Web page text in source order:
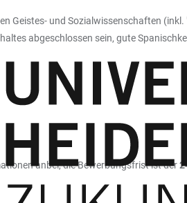
Geistes- und Sozialwissenschaften
abgeschlossen sein, gute
anbei, die Bewerbungsfrist ist der